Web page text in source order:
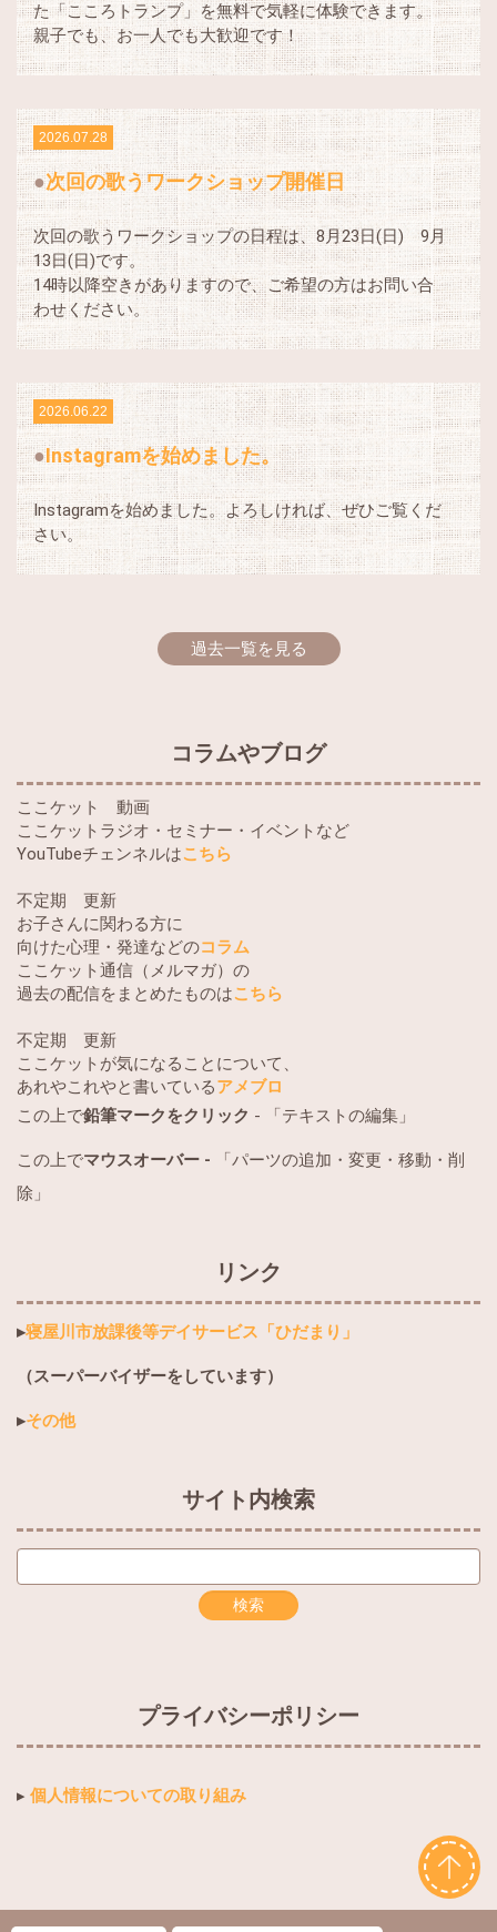
た「こころトランプ」を無料で気軽に体験できます。
親子でも、お一人でも大歓迎です！
2026.07.28
次回の歌うワークショップ開催日
次回の歌うワークショップの日程は、8月23日(日) 9月
13日(日)です。
14時以降空きがありますので、ご希望の方はお問い合
わせください。
2026.06.22
Instagramを始めました。
Instagramを始めました。よろしければ、ぜひご覧くだ
さい。
過去一覧を見る
コラムやブログ
ここケット 動画
ここケットラジオ・セミナー・イベントなど
YouTubeチェンネルはこちら
不定期 更新
お子さんに関わる方に
向けた心理・発達などのコラム
ここケット通信（メルマガ）の
過去の配信をまとめたものはこちら
不定期 更新
ここケットが気になることについて、
あれやこれやと書いているアメブロ
この上で鉛筆マークをクリック - 「テキストの編集」
この上でマウスオーバー -
「パーツの追加・変更・移動・削
除」
リンク
▸寝屋川市放課後等デイサービス「ひだまり」
（スーパーバイザーをしています）
▸その他
サイト内検索
プライバシーポリシー
▸ 個人情報についての取り組み